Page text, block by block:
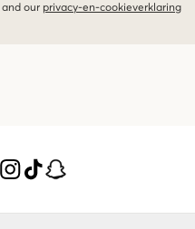
and our privacy-en-cookieverklaring